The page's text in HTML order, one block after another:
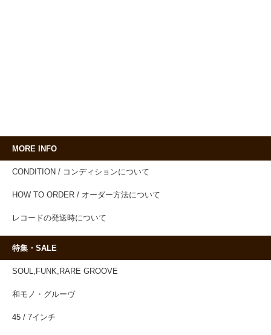
MORE INFO
CONDITION / コンディションについて
HOW TO ORDER / オーダー方法について
レコードの発送時について
特集・SALE
SOUL,FUNK,RARE GROOVE
和モノ・グルーヴ
45 / 7インチ